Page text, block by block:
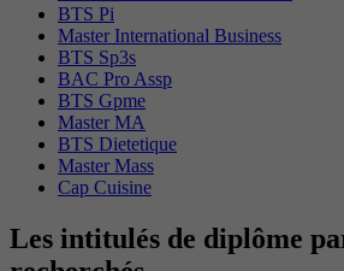
BTS Pi
Master International Business
BTS Sp3s
BAC Pro Assp
BTS Gpme
Master MA
BTS Dietetique
Master Mass
Cap Cuisine
Les intitulés de diplôme